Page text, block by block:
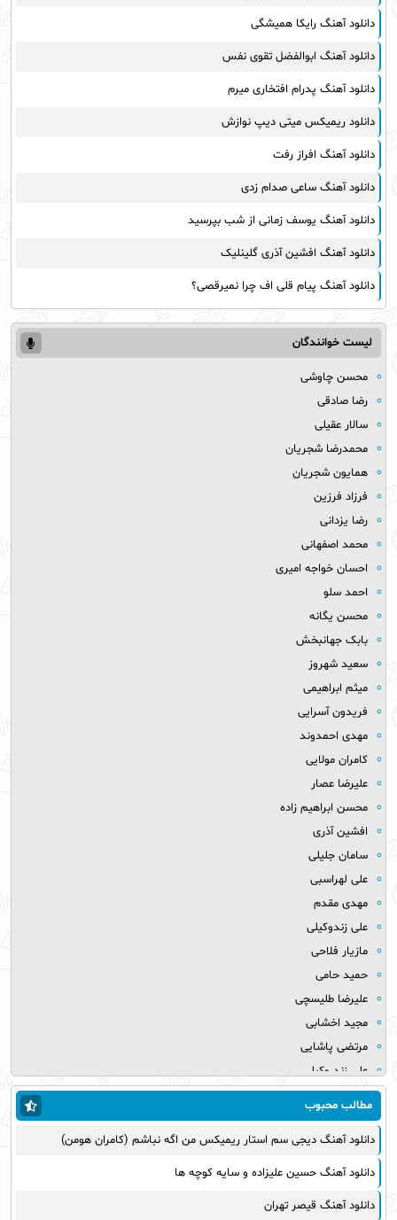
دانلود آهنگ رایکا همیشگی
دانلود آهنگ ابوالفضل تقوی نفس
دانلود آهنگ پدرام افتخاری میرم
دانلود ریمیکس میتی دیپ نوازش
دانلود آهنگ افراز رفت
دانلود آهنگ ساعی صدام زدی
دانلود آهنگ یوسف زمانی از شب بپرسید
دانلود آهنگ افشین آذری گلینلیک
دانلود آهنگ پیام قلی اف چرا نمیرقصی؟
لیست خوانندگان
محسن چاوشی
رضا صادقی
سالار عقیلی
محمدرضا شجریان
همایون شجریان
فرزاد فرزین
رضا یزدانی
محمد اصفهانی
احسان خواجه امیری
احمد سلو
محسن یگانه
بابک جهانبخش
سعید شهروز
میثم ابراهیمی
فریدون آسرایی
مهدی احمدوند
کامران مولایی
علیرضا عصار
محسن ابراهیم زاده
افشین آذری
سامان جلیلی
علی لهراسبی
مهدی مقدم
علی زندوکیلی
مازیار فلاحی
حمید حامی
علیرضا طلیسچی
مجید اخشابی
مرتضی پاشایی
علی زند وکیلی
میلاد بابایی
مهدی یراحی
روزبه نعمت الهی
عماد طالب زاده
یوسف زمانی
مطالب محبوب
دانلود آهنگ دیجی سم استار ریمیکس من اگه نباشم (کامران هومن)
دانلود آهنگ حسین علیزاده و سایه کوچه ها
دانلود آهنگ قیصر تهران